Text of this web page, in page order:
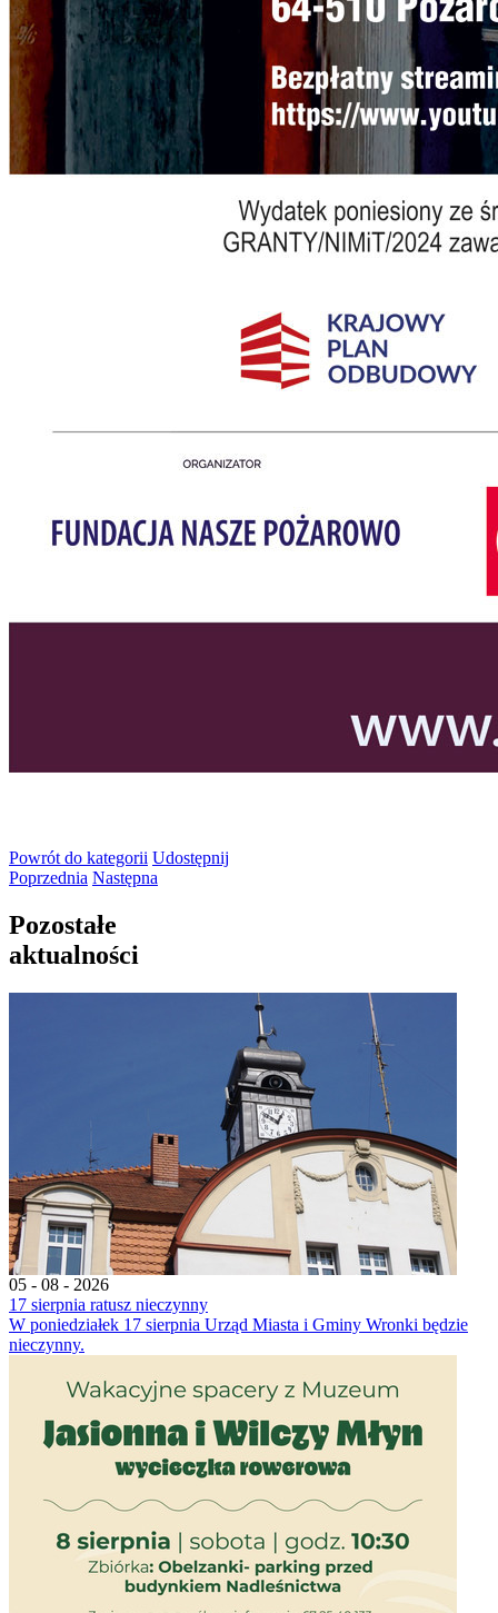
Powrót do kategorii Udostępnij
Poprzednia Następna
Pozostałe
aktualności
05 - 08 - 2026
17 sierpnia ratusz nieczynny
W poniedziałek 17 sierpnia Urząd Miasta i Gminy Wronki będzie
nieczynny.